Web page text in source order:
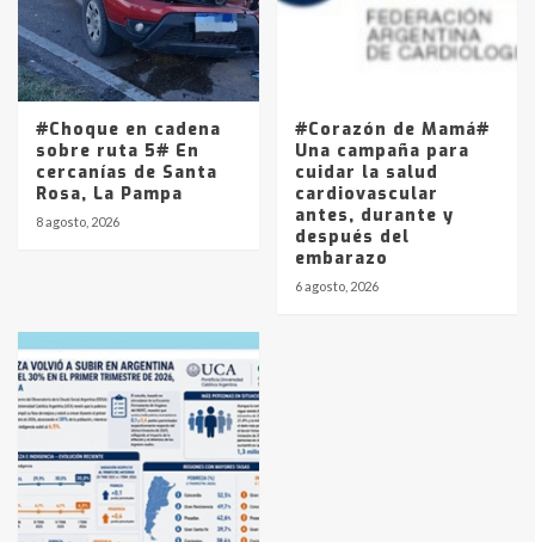
#Choque en cadena
sobre ruta 5# En
cercanías de Santa
Rosa, La Pampa
8 agosto, 2026
#Corazón de Mamá#
Una campaña para
cuidar la salud
cardiovascular
antes, durante y
después del
embarazo
6 agosto, 2026